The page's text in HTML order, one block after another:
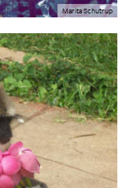
Marita Schutrup